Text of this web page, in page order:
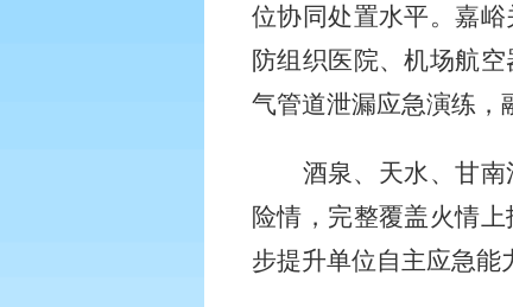
位协同处置水平。嘉
防组织医院、机场航
气管道泄漏应急演练，
酒泉、天水、甘
险情，完整覆盖火情
步提升单位自主应急能